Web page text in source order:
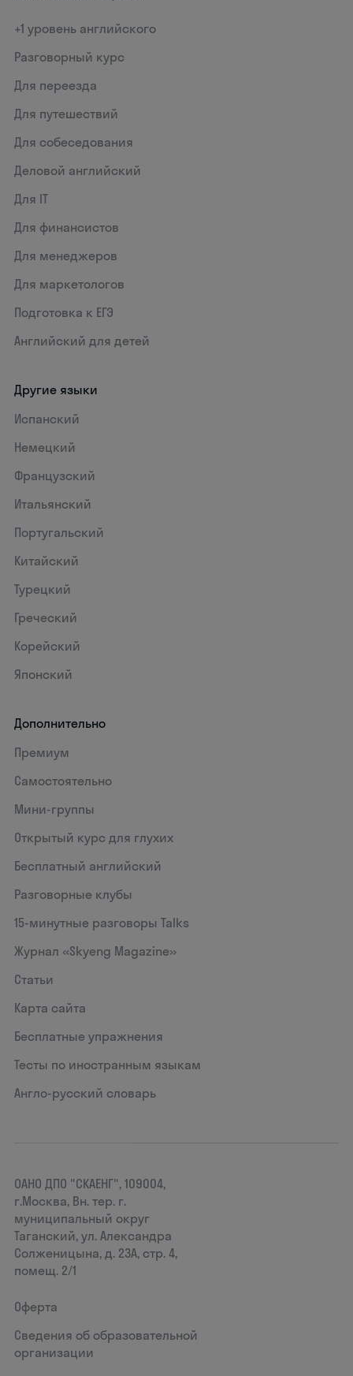
+1 уровень английского
Разговорный курс
Для переезда
Для путешествий
Для собеседования
Деловой английский
Для IT
Для финансистов
Для менеджеров
Для маркетологов
Подготовка к ЕГЭ
Английский для детей
Другие языки
Испанский
Немецкий
Французский
Итальянский
Португальский
Китайский
Турецкий
Греческий
Корейский
Японский
Дополнительно
Премиум
Самостоятельно
Мини-группы
Открытый курс для глухих
Бесплатный английский
Разговорные клубы
15‑минутные разговоры Talks
Журнал «Skyeng Magazine»
Статьи
Карта сайта
Бесплатные упражнения
Тесты по иностранным языкам
Англо-русский словарь
ОАНО ДПО "СКАЕНГ", 109004,
г.Москва, Вн. тер. г.
муниципальный округ
Таганский, ул. Александра
Солженицына, д. 23А, стр. 4,
помещ. 2/1
Оферта
Сведения об образовательной
организации